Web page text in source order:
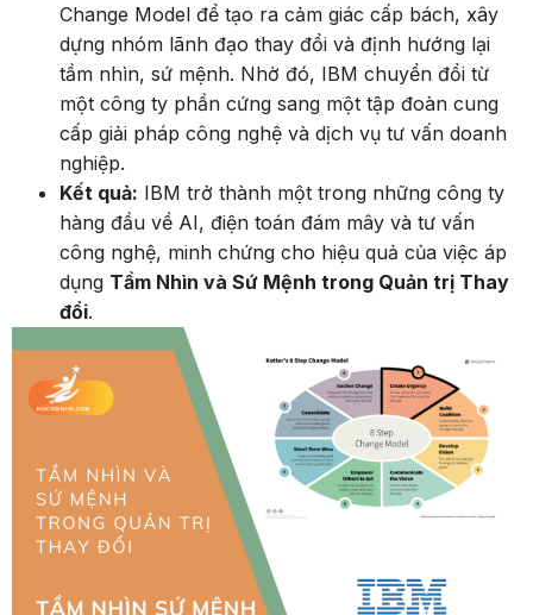
Change Model để tạo ra cảm giác cấp bách, xây
dựng nhóm lãnh đạo thay đổi và định hướng lại
tầm nhìn, sứ mệnh. Nhờ đó, IBM chuyển đổi từ
một công ty phần cứng sang một tập đoàn cung
cấp giải pháp công nghệ và dịch vụ tư vấn doanh
nghiệp.
Kết quả: IBM trở thành một trong những công ty
hàng đầu về AI, điện toán đám mây và tư vấn
công nghệ, minh chứng cho hiệu quả của việc áp
dụng Tầm Nhìn và Sứ Mệnh trong Quản trị Thay
đổi.